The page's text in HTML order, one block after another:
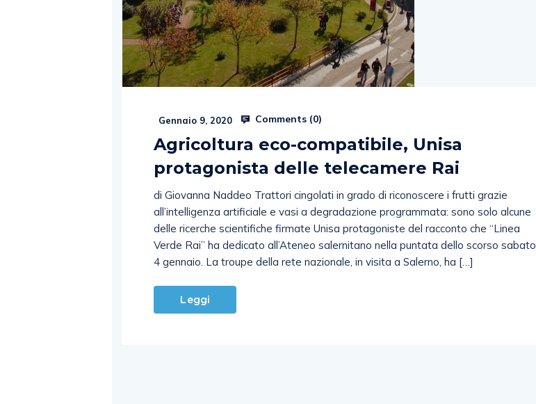
Gennaio 9, 2020 Comments (0)
Agricoltura eco-compatibile, Unisa
protagonista delle telecamere Rai
di Giovanna Naddeo Trattori cingolati in grado di riconoscere i frutti grazie
all’intelligenza artificiale e vasi a degradazione programmata: sono solo alcune
delle ricerche scientifiche firmate Unisa protagoniste del racconto che “Linea
Verde Rai” ha dedicato all’Ateneo salernitano nella puntata dello scorso sabato
4 gennaio. La troupe della rete nazionale, in visita a Salerno, ha […]
Leggi